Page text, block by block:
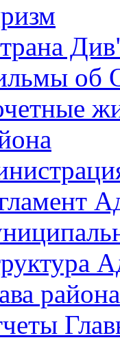
об
района